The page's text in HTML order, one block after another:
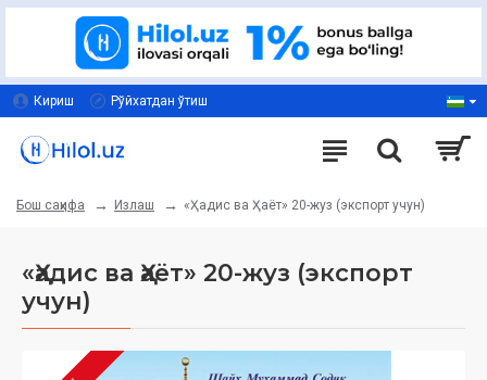
Кириш Рўйхатдан ўтиш
Бош саҳифа Излаш «Ҳадис ва Ҳаёт» 20-жуз (экспорт учун)
«Ҳадис ва Ҳаёт» 20-жуз (экспорт
учун)